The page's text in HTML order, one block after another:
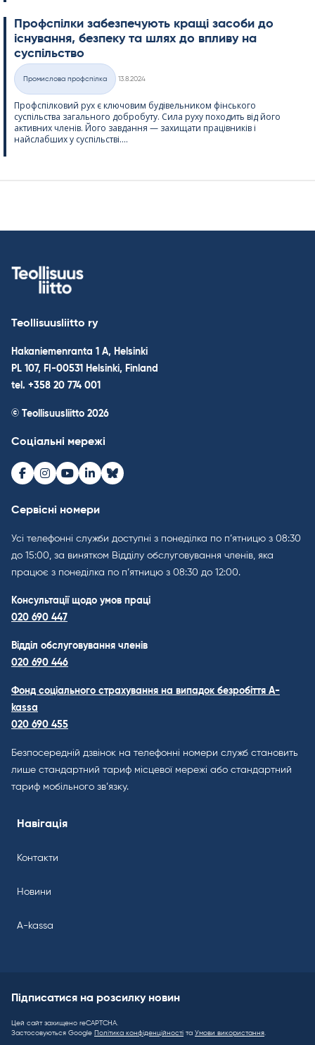
Профспілки забезпечують кращі засоби до
існування, безпеку та шлях до впливу на
суспільство
Категорії
Промислова профспілка
13.8.2024
Профспілковий рух є ключовим будівельником фінського
суспільства загального добробуту. Сила руху походить від його
активних членів. Його завдання — захищати працівників і
найслабших у суспільстві....
Teollisuusliitto ry
Hakaniemenranta 1 A, Helsinki
PL 107, FI-00531 Helsinki, Finland
tel. +358 20 774 001
© Teollisuusliitto 2026
Соціальні мережі
Facebook
Instagram
Youtube
LinkedInBluesky
Сервісні номери
Усі телефонні служби доступні з понеділка по п’ятницю з 08:30
до 15:00, за винятком Відділу обслуговування членів, яка
працює з понеділка по п’ятницю з 08:30 до 12:00.
Консультації щодо умов праці
020 690 447
Відділ обслуговування членів
020 690 446
Фонд соціального страхування на випадок безробіття A-
kassa
020 690 455
Безпосередній дзвінок на телефонні номери служб становить
лише стандартний тариф місцевої мережі або стандартний
тариф мобільного зв’язку.
Навігація
Контакти
Новини
A-kassa
Підписатися на розсилку новин
Цей сайт захищено reCAPTCHA.
Застосовуються Google Політика конфіденційності та Умови використання.